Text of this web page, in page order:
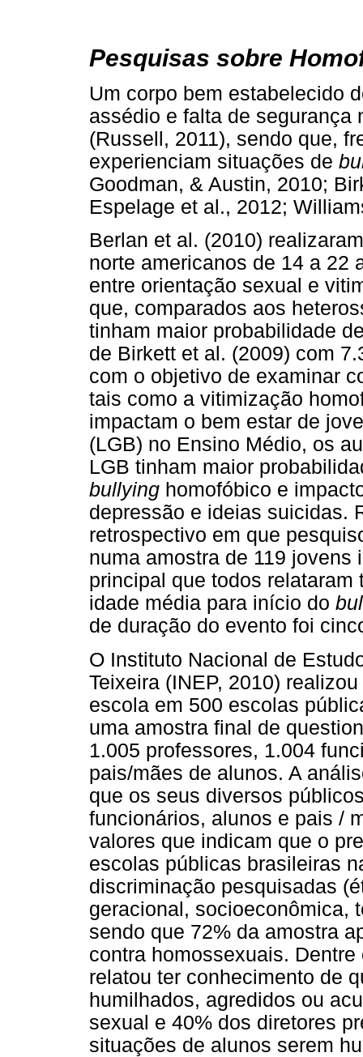
Pesquisas sobre
Um corpo bem estabelecido
assédio e falta de segurança
(Russell, 2011), sendo que,
experienciam situações de
Goodman, & Austin, 2010;
Espelage et al., 2012;
Berlan et al. (2010)
norte americanos de 14 a 22
entre orientação sexual e
que, comparados aos
tinham maior probabilidade
de Birkett et al. (2009) com
com o objetivo de examinar
tais como a vitimização
impactam o bem estar de
(LGB) no Ensino Médio, os
LGB tinham maior
bullying homofóbico e
depressão e ideias suicidas.
retrospectivo em que
numa amostra de 119
principal que todos
idade média para início do
de duração do evento foi
O Instituto Nacional de
Teixeira (INEP, 2010)
escola em 500 escolas
uma amostra final de
1.005 professores, 1.004
pais/mães de alunos. A
que os seus diversos
funcionários, alunos e pais /
valores que indicam que o
escolas públicas brasileiras
discriminação pesquisadas
geracional, socioeconômica,
sendo que 72% da amostra
contra homossexuais.
relatou ter conhecimento de
humilhados, agredidos ou
sexual e 40% dos diretores
situações de alunos serem